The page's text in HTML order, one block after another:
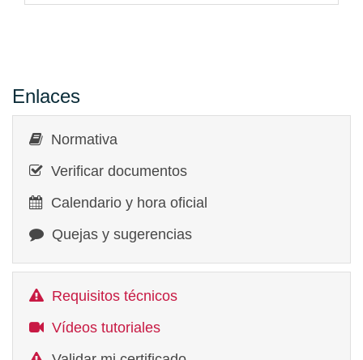
Enlaces
Normativa
Verificar documentos
Calendario y hora oficial
Quejas y sugerencias
Requisitos técnicos
Vídeos tutoriales